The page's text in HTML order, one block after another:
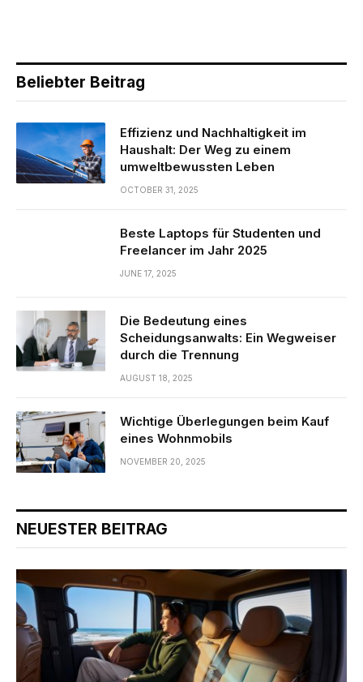
Beliebter Beitrag
Effizienz und Nachhaltigkeit im
Haushalt: Der Weg zu einem
umweltbewussten Leben
OCTOBER 31, 2025
Beste Laptops für Studenten und
Freelancer im Jahr 2025
JUNE 17, 2025
Die Bedeutung eines
Scheidungsanwalts: Ein Wegweiser
durch die Trennung
AUGUST 18, 2025
Wichtige Überlegungen beim Kauf
eines Wohnmobils
NOVEMBER 20, 2025
NEUESTER BEITRAG